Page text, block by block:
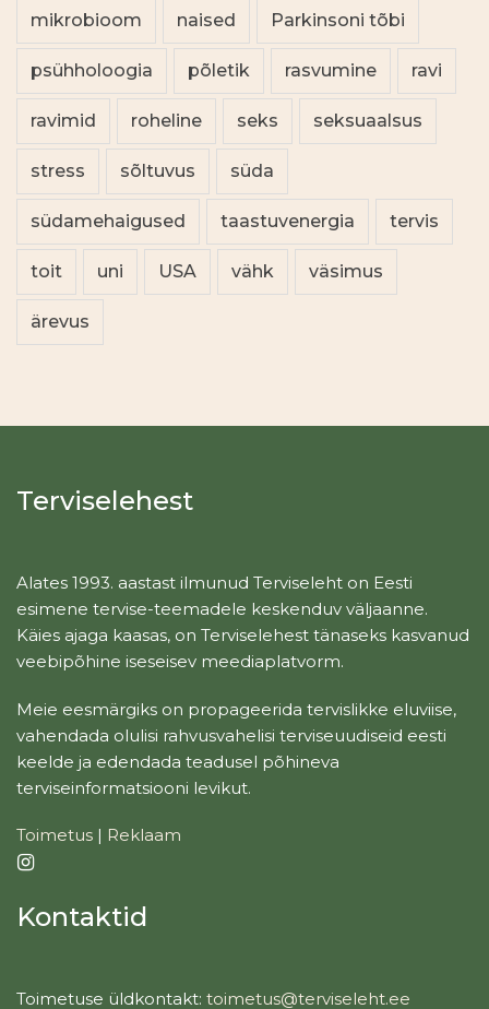
mikrobioom naised Parkinsoni tõbi
psühholoogia põletik rasvumine ravi
ravimid roheline seks seksuaalsus
stress sõltuvus süda
südamehaigused taastuvenergia tervis
toit uni USA vähk väsimus
ärevus
Terviselehest
Alates 1993. aastast ilmunud Terviseleht on Eesti
esimene tervise-teemadele keskenduv väljaanne.
Käies ajaga kaasas, on Terviselehest tänaseks kasvanud
veebipõhine iseseisev meediaplatvorm.
Meie eesmärgiks on propageerida tervislikke eluviise,
vahendada olulisi rahvusvahelisi terviseuudiseid eesti
keelde ja edendada teadusel põhineva
terviseinformatsiooni levikut.
Toimetus | Reklaam
Kontaktid
Toimetuse üldkontakt: toimetus@terviseleht.ee